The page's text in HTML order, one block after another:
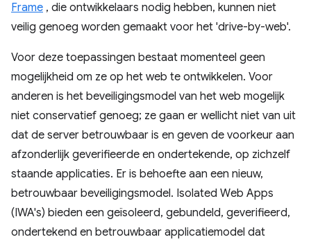
Frame , die ontwikkelaars nodig hebben, kunnen niet
veilig genoeg worden gemaakt voor het 'drive-by-web'.
Voor deze toepassingen bestaat momenteel geen
mogelijkheid om ze op het web te ontwikkelen. Voor
anderen is het beveiligingsmodel van het web mogelijk
niet conservatief genoeg; ze gaan er wellicht niet van uit
dat de server betrouwbaar is en geven de voorkeur aan
afzonderlijk geverifieerde en ondertekende, op zichzelf
staande applicaties. Er is behoefte aan een nieuw,
betrouwbaar beveiligingsmodel. Isolated Web Apps
(IWA's) bieden een geïsoleerd, gebundeld, geverifieerd,
ondertekend en betrouwbaar applicatiemodel dat